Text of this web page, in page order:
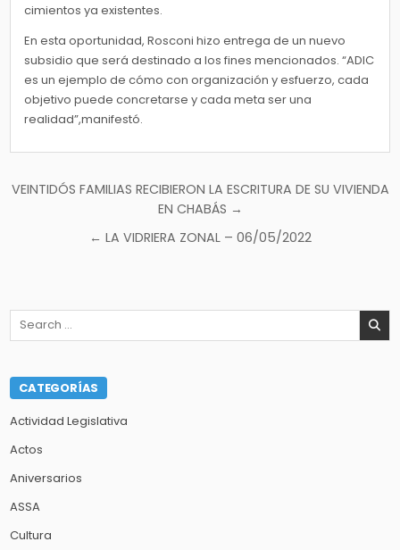
cimientos ya existentes.
En esta oportunidad, Rosconi hizo entrega de un nuevo
subsidio que será destinado a los fines mencionados. “ADIC
es un ejemplo de cómo con organización y esfuerzo, cada
objetivo puede concretarse y cada meta ser una
realidad”,manifestó.
Navegación
entradas
VEINTIDÓS FAMILIAS RECIBIERON LA ESCRITURA DE SU VIVIENDA
EN CHABÁS →
← LA VIDRIERA ZONAL – 06/05/2022
Search
CATEGORÍAS
Actividad Legislativa
Actos
Aniversarios
ASSA
Cultura